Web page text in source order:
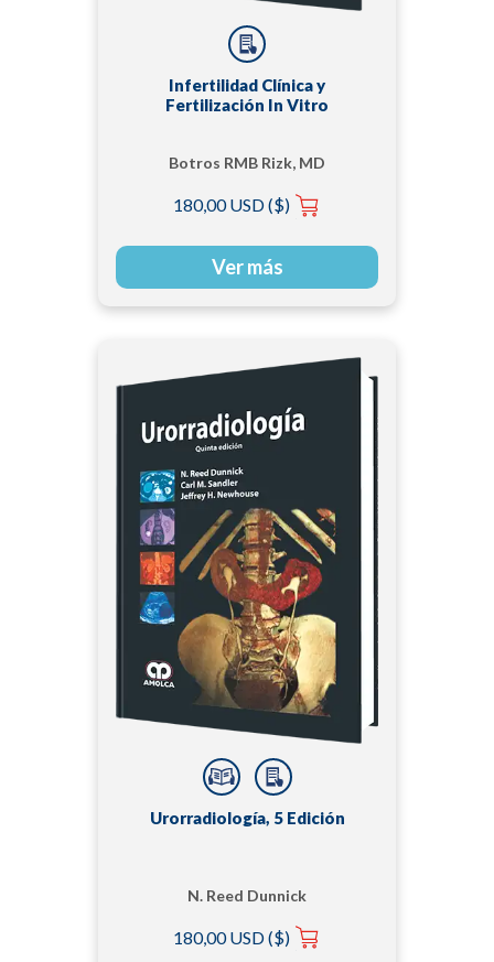
Infertilidad Clínica y
Fertilización In Vitro
Botros RMB Rizk, MD
180,00 USD ($)
Ver más
Urorradiología, 5 Edición
N. Reed Dunnick
180,00 USD ($)